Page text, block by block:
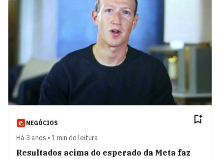
NEGÓCIOS
Há 3 anos • 1 min de leitura
Resultados acima do esperado da Meta faz